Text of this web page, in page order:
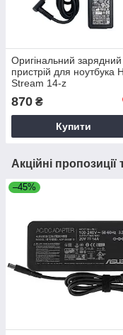
Оригінальний зарядний
пристрій для ноутбука
Stream 14-z
870 ₴
Купити
Акційні пропозиції
–45%